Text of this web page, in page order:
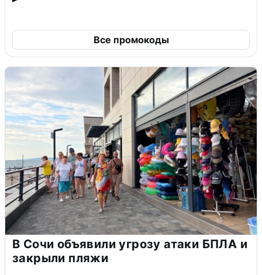
Все промокоды
В Сочи объявили угрозу атаки БПЛА и
закрыли пляжи